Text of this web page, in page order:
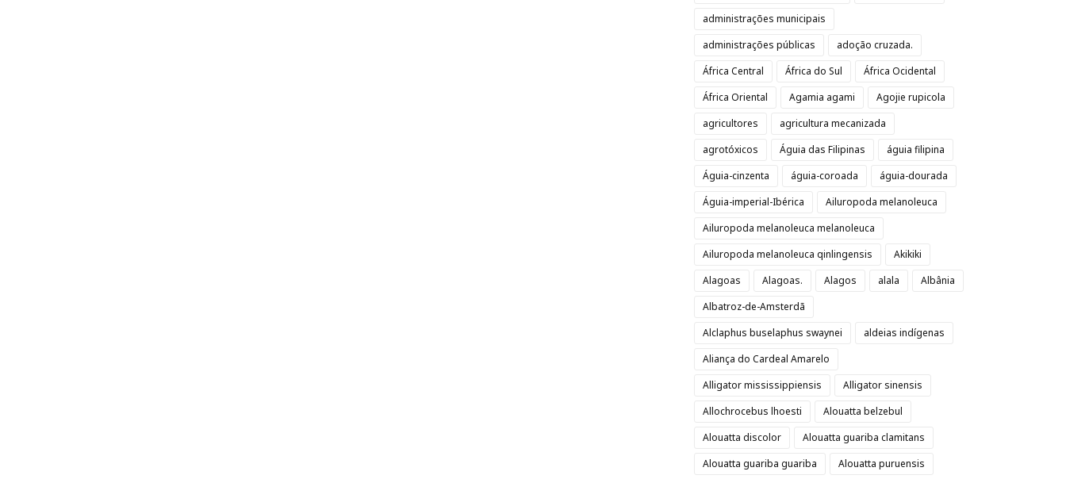
administrações municipais
administrações públicas
adoção cruzada.
África Central
África do Sul
África Ocidental
África Oriental
Agamia agami
Agojie rupicola
agricultores
agricultura mecanizada
agrotóxicos
Águia das Filipinas
águia filipina
Águia-cinzenta
águia-coroada
águia-dourada
Águia-imperial-Ibérica
Ailuropoda melanoleuca
Ailuropoda melanoleuca melanoleuca
Ailuropoda melanoleuca qinlingensis
Akikiki
Alagoas
Alagoas. Alagos alala
Albânia
Albatroz-de-Amsterdã
Alclaphus buselaphus swaynei
aldeias indígenas
Aliança do Cardeal Amarelo
Alligator mississippiensis
Alligator sinensis
Allochrocebus lhoesti
Alouatta belzebul
Alouatta discolor
Alouatta guariba clamitans
Alouatta guariba guariba
Alouatta puruensis